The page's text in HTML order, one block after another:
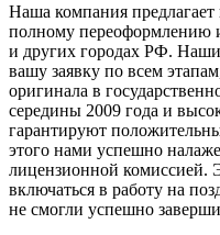
Наша компания
полному переоформлению
и других городах РФ.
вашу заявку по всем
оригинала в
середины 2009 года и
гарантируют
этого нами успешно
лицензионной комиссией.
включаться в работу на
не смогли успешно